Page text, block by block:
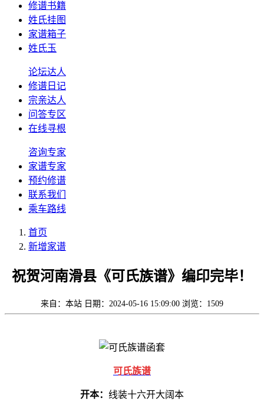
修谱书籍
姓氏挂图
家谱箱子
姓氏玉
论坛达人
修谱日记
宗亲达人
问答专区
在线寻根
咨询专家
家谱专家
预约修谱
联系我们
乘车路线
首页
新增家谱
祝贺河南滑县《可氏族谱》编印完毕！
来自：本站 日期：2024-05-16 15:09:00 浏览：1509
可氏族谱
开本： 线装十六开大阔本